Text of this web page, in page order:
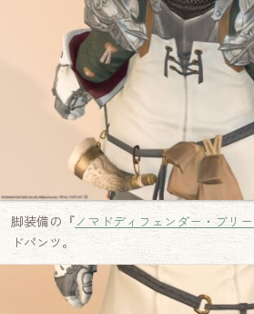
脚装備の『ノマドディフェンダー・ブリ
ドパンツ。